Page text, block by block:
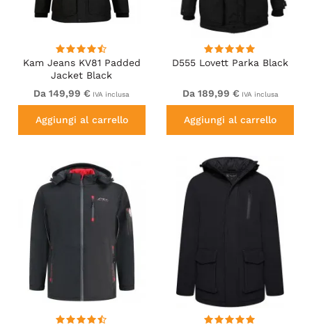
Kam Jeans KV81 Padded
Jacket Black
Da 149,99 € IVA inclusa
Aggiungi al carrello
D555 Lovett Parka Black
Da 189,99 € IVA inclusa
Aggiungi al carrello